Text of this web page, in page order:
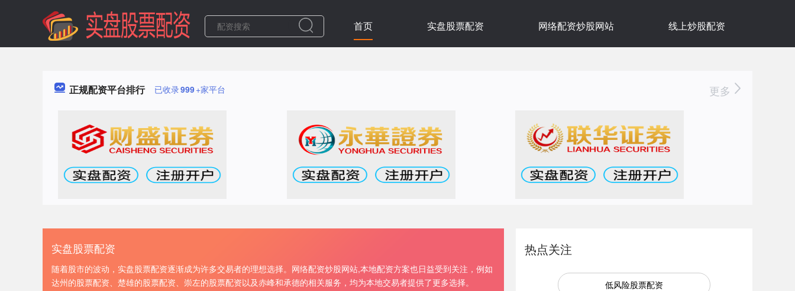
首页 实盘股票配资 网络配资炒股网站 线上炒股配资
正规配资平台排行 已收录999+家平台 更多
实盘股票配资
随着股市的波动，实盘股票配资逐渐成为许多交易者的理想选择。网络配资炒股网站,本地配资方案也日益受到关注，例如
达州的股票配资、楚雄的股票配资、崇左的股票配资以及赤峰和承德的相关服务，均为本地交易者提供了更多选择。
热点关注
低风险股票配资